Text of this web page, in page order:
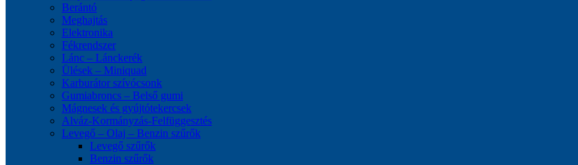
Berántó
Meghajtás
Elektronika
Fékrendszer
Lánc – Lánckerék
Ülések – Miniquad
Karburátor szívócsonk
Gumiabroncs – Belső gumi
Mágnesek és gyújtótekercsek
Alváz-Kormányzás-Felfüggesztés
Levegő – Olaj – Benzin szűrők
Levegő szűrők
Benzin szűrők